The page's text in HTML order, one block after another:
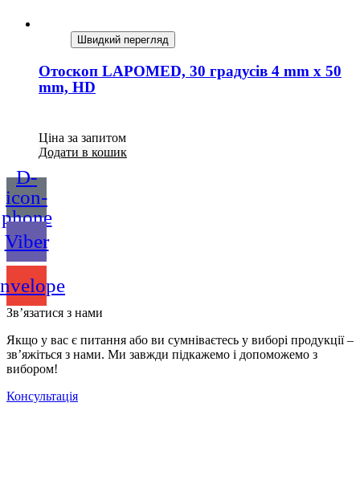
Швидкий перегляд
Отоскоп LAPOMED, 30 градусів 4 mm x 50
mm, HD
Ціна за запитом
Додати в кошик
D-
icon-
phone
Viber
Зв’язатися з нами
Якщо у вас є питання або ви сумніваєтесь у виборі продукції –
зв’яжіться з нами. Ми завжди підкажемо і допоможемо з
вибором!
Консультація